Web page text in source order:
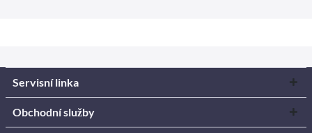
Servisní linka
Obchodní služby